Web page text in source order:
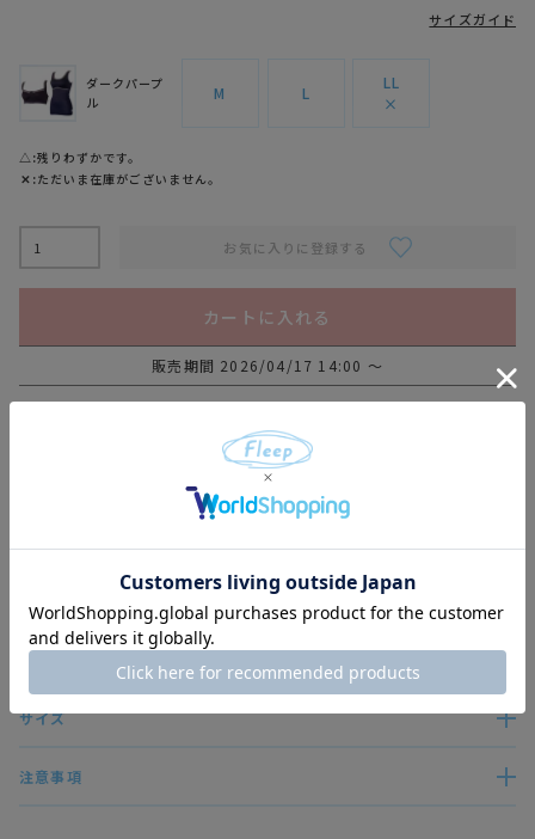
サイズガイド
ダークパープ
ル
M L
LL
×
△ 残りわずかです。
✕ ただいま在庫がございません。
お気に入りに登録する
カートに入れる
販売期間 2026/04/17 14:00 〜
レビューを書く
商品説明
サイズ
注意事項